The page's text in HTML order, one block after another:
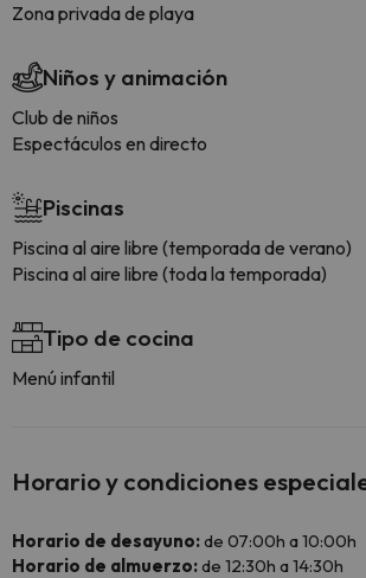
Zona privada de playa
Niños y animación
Club de niños
Espectáculos en directo
Piscinas
Piscina al aire libre (temporada de verano)
Piscina al aire libre (toda la temporada)
Tipo de cocina
Menú infantil
Horario y condiciones
Horario de desayuno:de 07:00h a 10:00h
Horario de almuerzo:de 12:30h a 14:30h